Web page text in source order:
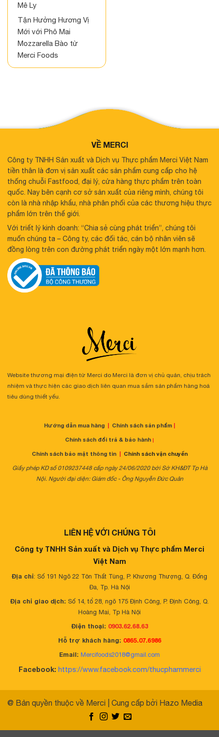
Mê Ly
Tận Hưởng Hương Vị
Mới với Phô Mai
Mozzarella Bào từ
Merci Foods
VỀ MERCI
Công ty TNHH Sản xuất và Dịch vụ Thực phẩm Merci Việt Nam
tiền thân là đơn vị sản xuất các sản phẩm cung cấp cho hệ
thống chuỗi Fastfood, đại lý, cửa hàng thực phẩm trên toàn
quốc. Nay bên cạnh cơ sở sản xuất của riêng mình, chúng tôi
còn là nhà nhập khẩu, nhà phân phối của các thương hiệu thực
phẩm lớn trên thế giới.
Với triết lý kinh doanh: “Chia sẻ cùng phát triển”, chúng tôi
muốn chúng ta – Công ty, các đối tác, cán bộ nhân viên sẽ
đồng lòng trên con đường phát triển ngày một lớn mạnh hơn.
Website thương mại điện tử Merci do Merci là đơn vị chủ quản, chịu trách
nhiệm và thực hiện các giao dịch liên quan mua sắm sản phẩm hàng hoá
tiêu dùng thiết yếu.
Hướng dẫn mua hàng Chính sách sản phẩm
Chính sách đổi trả & bảo hành |
Chính sách bảo mật thông tin| Chính sách vận chuyển
Giấy phép KD số 0109237448 cấp ngày 24/06/2020 bởi Sở KH&ĐT Tp Hà
Nội. Người đại diện: Giám đốc - Ông Nguyễn Đức Quân
LIÊN HỆ VỚI CHÚNG TÔI
Công ty TNHH Sản xuất và Dịch vụ Thực phẩm Merci
Việt Nam
Địa chỉ: Số 191 Ngõ 22 Tôn Thất Tùng, P. Khương Thượng, Q. Đống
Đa, Tp. Hà Nội
Địa chỉ giao dịch: Số 14, tổ 28, ngõ 175 Định Công, P. Định Công, Q.
Hoàng Mai, Tp Hà Nội
Điện thoại: 0903.62.68.63
Hỗ trợ khách hàng: 0865.07.6986
Email: Mercifoods2018@gmail.com
Facebook: https://www.facebook.com/thucphammerci
@ Bản quyền thuộc về Merci Cung cấp bởi Hazo Media